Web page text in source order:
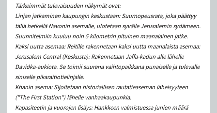
Tärkeimmät tulevaisuuden näkymät ovat:
Linjan jatkaminen kaupungin keskustaan: Suurnopeusrata, joka päättyy
tällä hetkellä Navonin asemalle, ulotetaan syvälle Jerusalemin sydämeen.
Suunnitelmiin kuuluu noin 5 kilometrin pituinen maanalainen jatke.
Kaksi uutta asemaa: Reitille rakennetaan kaksi uutta maanalaista asemaa:
Jerusalem Central (Keskusta): Rakennetaan Jaffa-kadun alle lähelle
Davidka-aukiota. Se toimii suurena vaihtopaikkana punaiselle ja tulevalle
siniselle pikaraitiotielinjalle.
Khanin asema: Sijoitetaan historiallisen rautatieaseman läheisyyteen
("The First Station") lähelle vanhaakaupunkia.
Kapasiteetin ja vuorojen lisäys: Hankkeen valmistuessa junien määrä